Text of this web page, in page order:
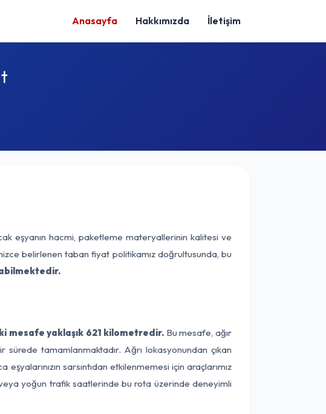
Anasayfa Hakkımızda İletişim
eşyanın hacmi, paketleme materyallerinin kalitesi ve
belirlenen taban fiyat politikamız doğrultusunda, bu
mesafe yaklaşık 621 kilometredir. Bu mesafe, ağır
sürede tamamlanmaktadır. Ağrı lokasyonundan çıkan
sarsıntıdan etkilenmemesi için araçlarımız
yoğun trafik saatlerinde bu rota üzerinde deneyimli